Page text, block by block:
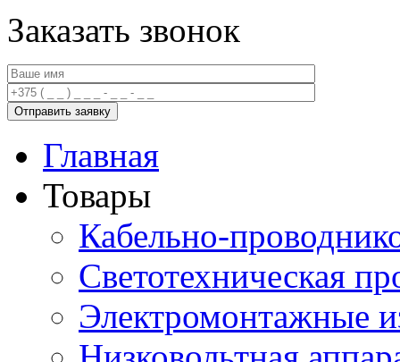
Заказать звонок
Главная
Товары
Кабельно-
Светотехническая
Электромонтажные